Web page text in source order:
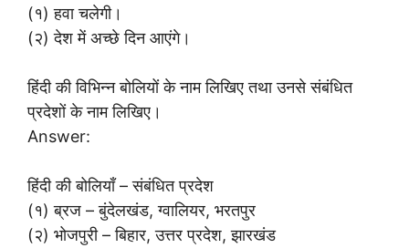
(१) हवा चलेगी।
(२) देश में अच्छे दिन आएंगे।
हिंदी की विभिन्न बोलियों के नाम लिखिए तथा उनसे संबंधित
प्रदेशों के नाम लिखिए।
Answer:
हिंदी की बोलियाँ – संबंधित प्रदेश
(१) ब्रज – बुंदेलखंड, ग्वालियर, भरतपुर
(२) भोजपुरी – बिहार, उत्तर प्रदेश, झारखंड